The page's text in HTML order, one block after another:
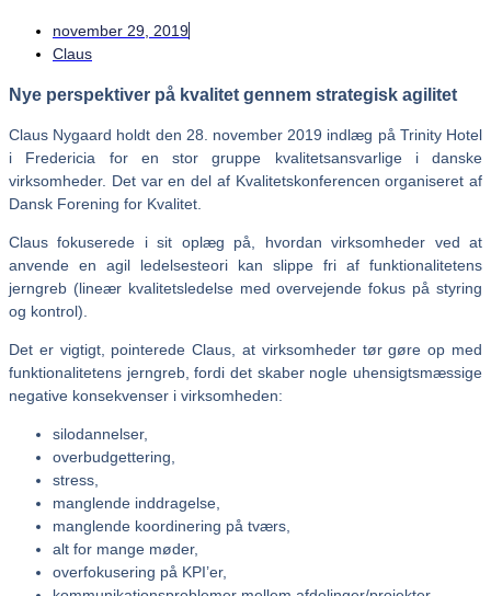
november 29, 2019
Claus
Nye perspektiver på kvalitet gennem strategisk agilitet
Claus Nygaard holdt den 28. november 2019 indlæg på Trinity Hotel
i Fredericia for en stor gruppe kvalitetsansvarlige i danske
virksomheder. Det var en del af Kvalitetskonferencen organiseret af
Dansk Forening for Kvalitet.
Claus fokuserede i sit oplæg på, hvordan virksomheder ved at
anvende en agil ledelsesteori kan slippe fri af funktionalitetens
jerngreb (lineær kvalitetsledelse med overvejende fokus på styring
og kontrol).
Det er vigtigt, pointerede Claus, at virksomheder tør gøre op med
funktionalitetens jerngreb, fordi det skaber nogle uhensigtsmæssige
negative konsekvenser i virksomheden:
silodannelser,
overbudgettering,
stress,
manglende inddragelse,
manglende koordinering på tværs,
alt for mange møder,
overfokusering på KPI’er,